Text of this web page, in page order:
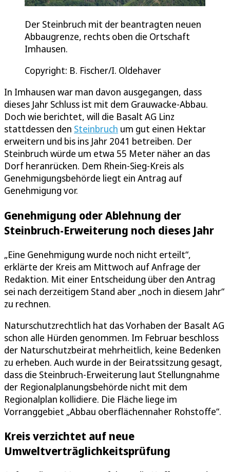
Der Steinbruch mit der beantragten neuen
Abbaugrenze, rechts oben die Ortschaft
Imhausen.
Copyright: B. Fischer/I. Oldehaver
In Imhausen war man davon ausgegangen, dass
dieses Jahr Schluss ist mit dem Grauwacke-Abbau.
Doch wie berichtet, will die Basalt AG Linz
stattdessen den Steinbruch um gut einen Hektar
erweitern und bis ins Jahr 2041 betreiben. Der
Steinbruch würde um etwa 55 Meter näher an das
Dorf heranrücken. Dem Rhein-Sieg-Kreis als
Genehmigungsbehörde liegt ein Antrag auf
Genehmigung vor.
Genehmigung oder Ablehnung der
Steinbruch-Erweiterung noch dieses Jahr
„Eine Genehmigung wurde noch nicht erteilt“,
erklärte der Kreis am Mittwoch auf Anfrage der
Redaktion. Mit einer Entscheidung über den Antrag
sei nach derzeitigem Stand aber „noch in diesem Jahr“
zu rechnen.
Naturschutzrechtlich hat das Vorhaben der Basalt AG
schon alle Hürden genommen. Im Februar beschloss
der Naturschutzbeirat mehrheitlich, keine Bedenken
zu erheben. Auch wurde in der Beiratssitzung gesagt,
dass die Steinbruch-Erweiterung laut Stellungnahme
der Regionalplanungsbehörde nicht mit dem
Regionalplan kollidiere. Die Fläche liege im
Vorranggebiet „Abbau oberflächennaher Rohstoffe“.
Kreis verzichtet auf neue
Umweltverträglichkeitsprüfung